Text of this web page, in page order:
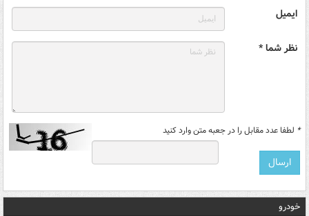
ایمیل
نظر شما *
* لطفا عدد مقابل را در جعبه متن وارد کنید
خودرو